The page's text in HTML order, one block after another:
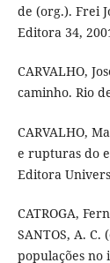
de (org.). Frei
Editora 34,
CARVALHO,
caminho. Rio
CARVALHO,
e rupturas do
Editora
CATROGA,
SANTOS, A. C.
populações no